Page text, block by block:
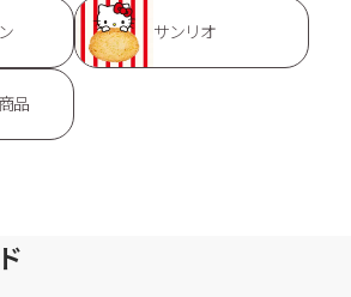
サンリオ
品